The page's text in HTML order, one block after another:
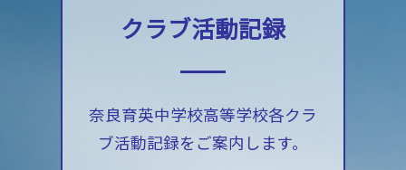
クラブ活動記録
奈良育英中学校高等学校各クラ
ブ活動記録をご案内します。